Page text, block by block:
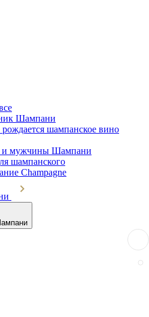
Шампани
рождается шампанское вино
мужчины Шампани
шампанского
Champagne